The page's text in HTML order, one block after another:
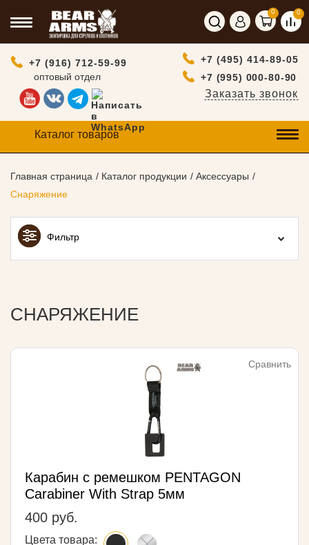
0 0
+7 (916) 712-59-99
оптовый отдел
+7 (495) 414-89-05
+7 (995) 000-80-90
Заказать звонок
Каталог товаров
Главная страница Каталог продукции
Аксессуары
Снаряжение
Фильтр
СНАРЯЖЕНИЕ
Сравнить
Карабин с ремешком PENTAGON
Carabiner With Strap 5мм
400 руб.
Цвета товара: